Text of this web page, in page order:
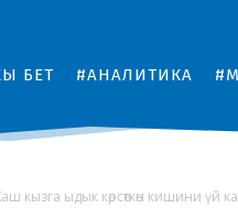
БЕТ #АНАЛИТИКА
кызга ыдык көрсөткөн кишини үй